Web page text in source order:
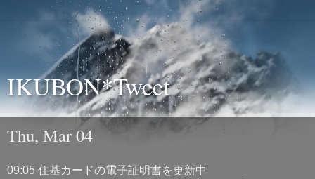
IKUBON*Tweet
Thu, Mar 04
09:05 住基カードの電子証明書を更新中